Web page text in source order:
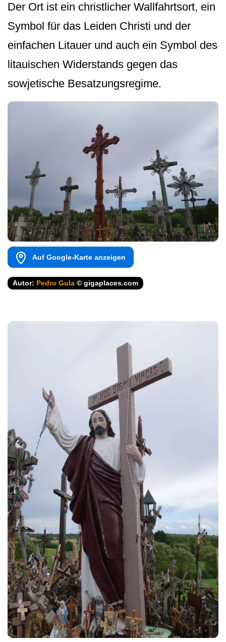
Der Ort ist ein christlicher Wallfahrtsort, ein
Symbol für das Leiden Christi und der
einfachen Litauer und auch ein Symbol des
litauischen Widerstands gegen das
sowjetische Besatzungsregime.
Auf Google-Karte anzeigen
Autor: Pedro Gula © gigaplaces.com